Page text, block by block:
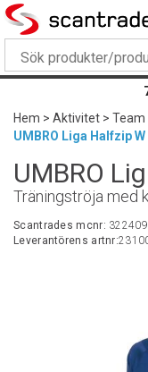
Hem>Aktivitet>Team
UMBRO Liga Halfzip W
UMBRO
Träningströja med
Scantrades mcnr: 322409
Leverantörens artnr: